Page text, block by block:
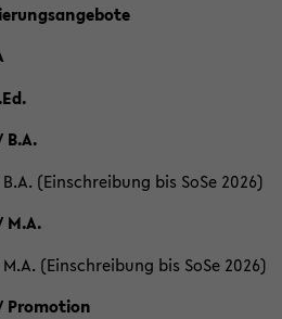
B.A.
(Einschreibung bis SoSe 2026)
M.A.
(Einschreibung bis SoSe 2026)
Promotion